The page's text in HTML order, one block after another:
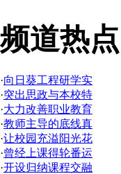
频道热点
·向日葵工程研学实
·突出思政与本校特
·大力改善职业教育
·教师主导的底线真
·让校园充溢阳光花
·曾经上课得轮番运
·开设归纳课程交融